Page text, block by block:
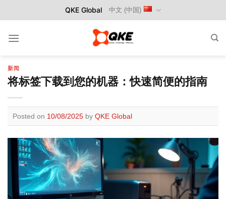
to
QKE Global 中文 (中国)
新闻
将标签下载到您的机器：快速简便的指南
Posted on 10/08/2025 by QKE Global